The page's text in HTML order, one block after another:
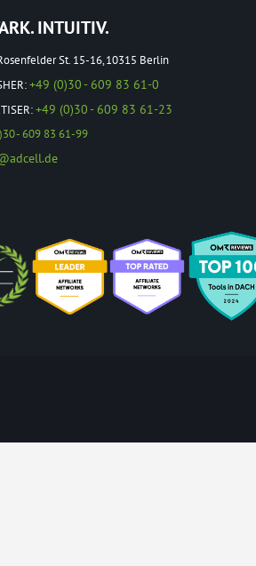
INTUITIV.
St. 15-16, 10315 Berlin
+49 (0)30 - 609 83 61-0
+49 (0)30 - 609 83 61-23
- 609 83 61-99